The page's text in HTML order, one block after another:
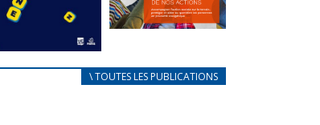
au coeur de
nos actions
\ TOUTES LES PUBLICATIONS